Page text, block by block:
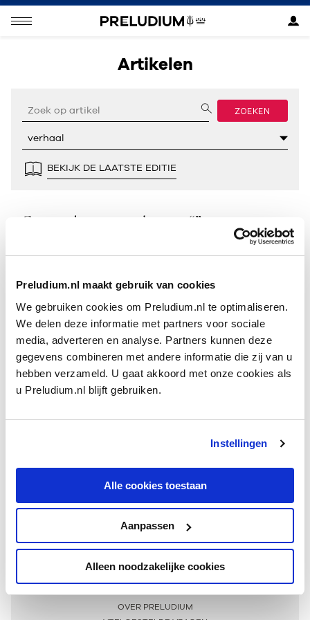
Preludium.nl maakt gebruik van cookies
We gebruiken cookies om Preludium.nl te optimaliseren.
We delen deze informatie met partners voor sociale
media, adverteren en analyse. Partners kunnen deze
gegevens combineren met andere informatie die zij van u
hebben verzameld. U gaat akkoord met onze cookies als
u Preludium.nl blijft gebruiken.
Instellingen
Alle cookies toestaan
Aanpassen
Alleen noodzakelijke cookies
Artikelen
ZOEKEN
BEKIJK DE LAATSTE EDITIE
Geen resultaten gevonden voor “”.
Meer informatie
OVER PRELUDIUM